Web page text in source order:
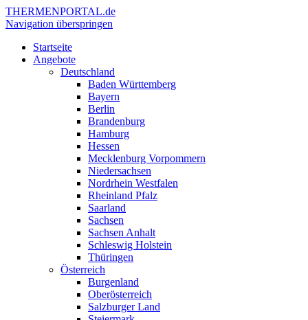
THERMENPORTAL.de
Navigation überspringen
Startseite
Angebote
Deutschland
Baden Württemberg
Bayern
Berlin
Brandenburg
Hamburg
Hessen
Mecklenburg Vorpommern
Niedersachsen
Nordrhein Westfalen
Rheinland Pfalz
Saarland
Sachsen
Sachsen Anhalt
Schleswig Holstein
Thüringen
Österreich
Burgenland
Oberösterreich
Salzburger Land